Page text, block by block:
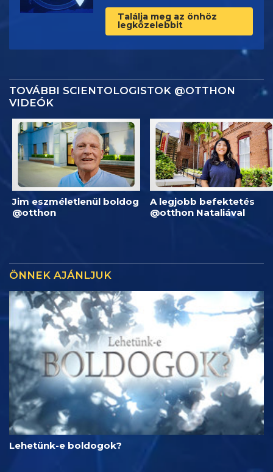
Találja meg az önhöz
legközelebbit
TOVÁBBI SCIENTOLOGISTOK @OTTHON
VIDEÓK
Jim eszméletlenül boldog
@otthon
A legjobb befektetés
@otthon Nataliával
ÖNNEK AJÁNLJUK
Lehetünk-e boldogok?